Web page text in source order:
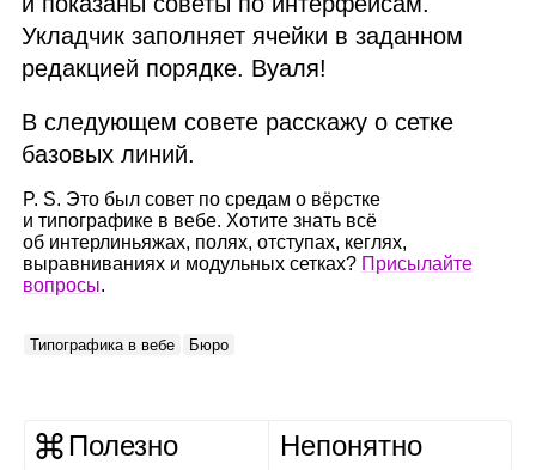
Укладчик заполняет ячейки в заданном
редакцией порядке. Вуаля!
В следующем совете расскажу о сетке
базовых линий.
P. S. Это был совет по средам о вёрстке
и типографике в вебе. Хотите знать всё
об интерлиньяжах, полях, отступах, кеглях,
выравниваниях и модульных сетках? Присылайте
вопросы.
Типографика в вебе Бюро
Полезно Непонятно